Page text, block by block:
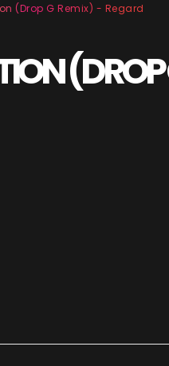
sur ENTREE pour valider...
(Drop G Remix) - Regard
(DROP